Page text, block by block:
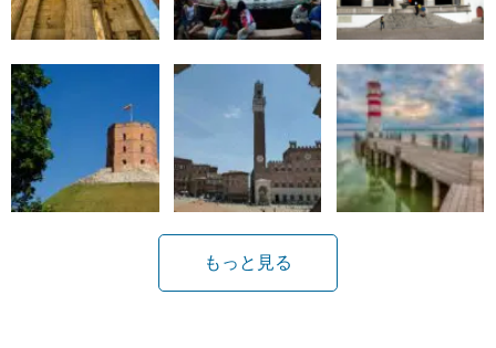
もっと見る